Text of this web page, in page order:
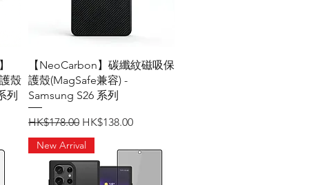
殼
列
快速瀏覽
【NeoCarbon】碳纖紋磁吸保
護殼(MagSafe兼容) -
Samsung S26 系列
一般價格
HK$178.00 促銷價格
HK$138.00
New Arrival